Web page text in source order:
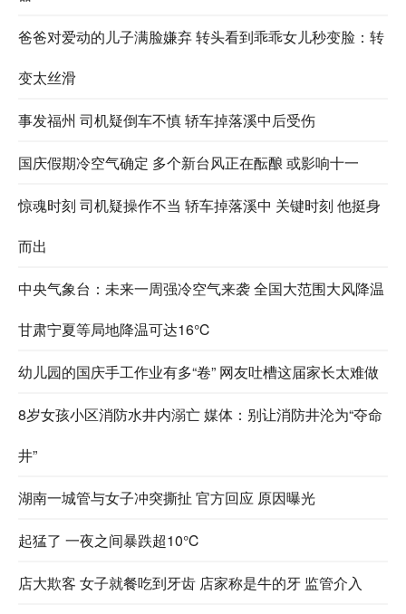
爸爸对爱动的儿子满脸嫌弃 转头看到乖乖女儿秒变脸：转
变太丝滑
事发福州 司机疑倒车不慎 轿车掉落溪中后受伤
国庆假期冷空气确定 多个新台风正在酝酿 或影响十一
惊魂时刻 司机疑操作不当 轿车掉落溪中 关键时刻 他挺身
而出
中央气象台：未来一周强冷空气来袭 全国大范围大风降温
甘肃宁夏等局地降温可达16℃
幼儿园的国庆手工作业有多“卷” 网友吐槽这届家长太难做
8岁女孩小区消防水井内溺亡 媒体：别让消防井沦为“夺命
井”
湖南一城管与女子冲突撕扯 官方回应 原因曝光
起猛了 一夜之间暴跌超10℃
店大欺客 女子就餐吃到牙齿 店家称是牛的牙 监管介入